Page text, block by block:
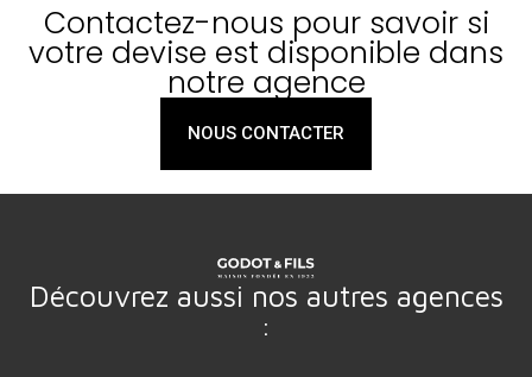
Contactez-nous pour savoir si
votre devise est disponible dans
notre agence
NOUS CONTACTER
Découvrez aussi nos autres agences
: